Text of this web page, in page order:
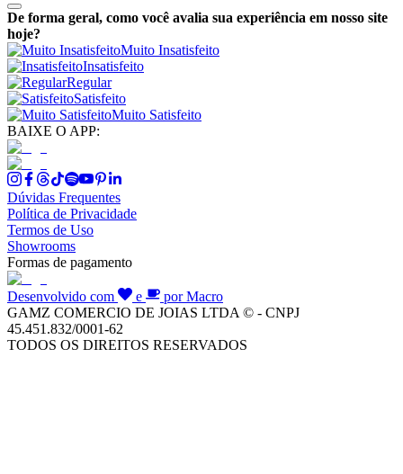
De forma geral, como você avalia sua experiência em nosso site
hoje?
Muito Insatisfeito
Insatisfeito
Regular
Satisfeito
Muito Satisfeito
BAIXE O APP:
Dúvidas Frequentes
Política de Privacidade
Termos de Uso
Showrooms
Formas de pagamento
Desenvolvido com e
por Macro
GAMZ COMERCIO DE JOIAS LTDA © - CNPJ
45.451.832/0001-62
TODOS OS DIREITOS RESERVADOS